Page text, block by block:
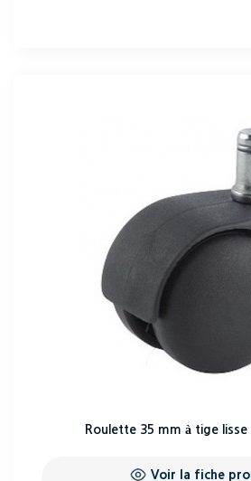
Roulette 35 mm à tige lisse
Voir la fiche